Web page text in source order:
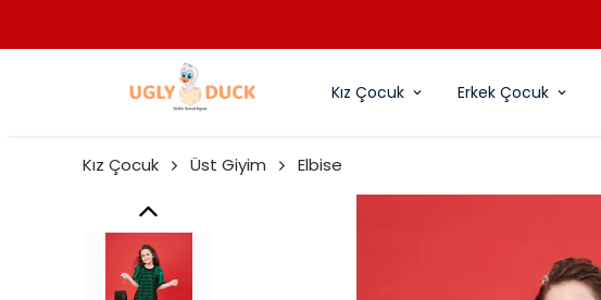
Kız Çocuk Erkek Çocuk
Kız Çocuk Üst Giyim Elbise